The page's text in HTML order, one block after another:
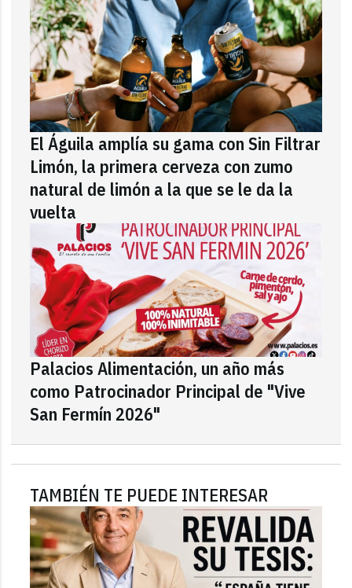
El Águila amplía su gama con Sin Filtrar
Limón, la primera cerveza con zumo
natural de limón a la que se le da la
vuelta
Palacios Alimentación, un año más
como Patrocinador Principal de "Vive
San Fermín 2026"
TAMBIÉN TE PUEDE INTERESAR